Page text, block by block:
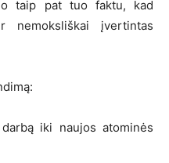
o taip pat tuo faktu, kad
nemoksliškai įvertintas
iki naujos atominės